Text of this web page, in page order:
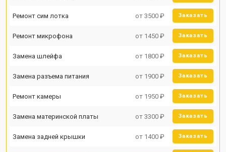
Ремонт сим лотка от 3500 ₽ Заказать
Ремонт микрофона от 1450 ₽ Заказать
Замена шлейфа от 1800 ₽ Заказать
Замена разъема питания от 1900 ₽ Заказать
Ремонт камеры от 1950 ₽ Заказать
Замена материнской платы от 3300 ₽ Заказать
Замена задней крышки от 1400 ₽ Заказать